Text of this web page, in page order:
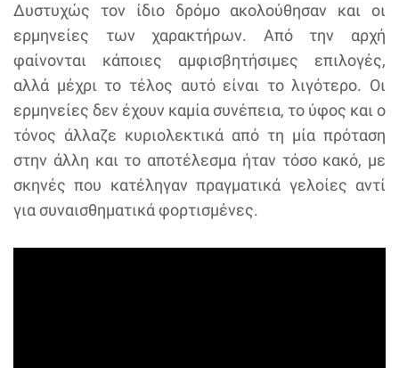
Δυστυχώς τον ίδιο δρόμο ακολούθησαν και οι
ερμηνείες των χαρακτήρων. Από την αρχή
φαίνονται κάποιες αμφισβητήσιμες επιλογές,
αλλά μέχρι το τέλος αυτό είναι το λιγότερο. Οι
ερμηνείες δεν έχουν καμία συνέπεια, το ύφος και ο
τόνος άλλαζε κυριολεκτικά από τη μία πρόταση
στην άλλη και το αποτέλεσμα ήταν τόσο κακό, με
σκηνές που κατέληγαν πραγματικά γελοίες αντί
για συναισθηματικά φορτισμένες.